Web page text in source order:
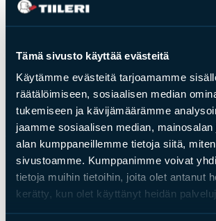
Tämä sivusto käyttää evästeitä
Käytämme evästeitä tarjoamamme
räätälöimiseen, sosiaalisen median
tukemiseen ja kävijämäärämme
jaamme sosiaalisen median,
alan kumppaneillemme tietoja siitä,
sivustoamme. Kumppanimme voivat
tietoja muihin tietoihin, joita olet antanut
kerätty, kun olet käyttänyt heidän